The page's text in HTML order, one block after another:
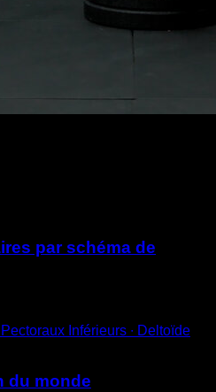
par schéma de
Pectoraux Inférieurs ∙ Deltoïde
du monde